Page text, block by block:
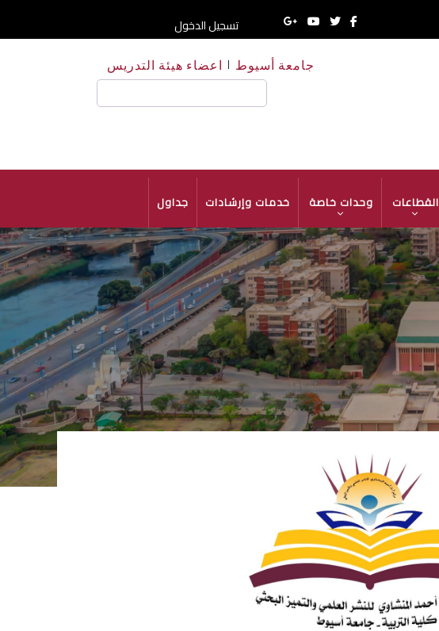
تسجيل الدخول
جامعة أسيوط اعضاء هيئة التدريس
بحث
القطاعات وحدات خاصة خدمات وإرشادات جداول